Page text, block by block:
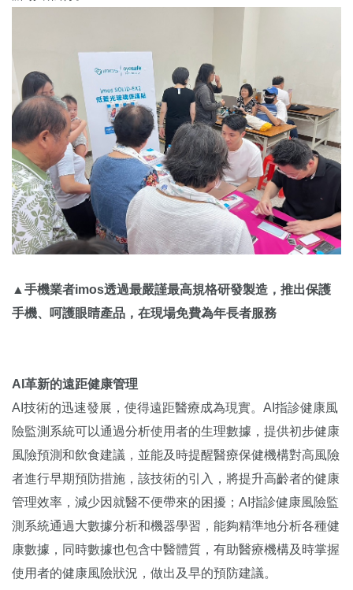
▲手機業者imos透過最嚴謹最高規格研發製造，推出保護
手機、呵護眼睛產品，在現場免費為年長者服務
AI革新的遠距健康管理
AI技術的迅速發展，使得遠距醫療成為現實。AI指診健康風
險監測系統可以通過分析使用者的生理數據，提供初步健康
風險預測和飲食建議，並能及時提醒醫療保健機構對高風險
者進行早期預防措施，該技術的引入，將提升高齡者的健康
管理效率，減少因就醫不便帶來的困擾；AI指診健康風險監
測系統通過大數據分析和機器學習，能夠精準地分析各種健
康數據，同時數據也包含中醫體質，有助醫療機構及時掌握
使用者的健康風險狀況，做出及早的預防建議。